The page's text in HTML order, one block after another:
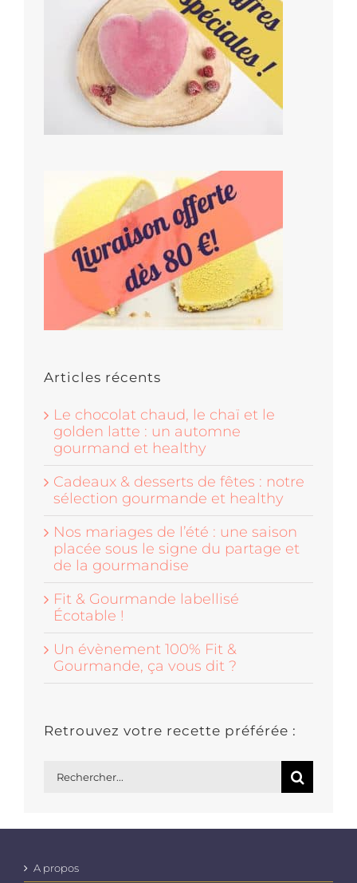
Articles récents
Le chocolat chaud, le chaï et le
golden latte : un automne
gourmand et healthy
Cadeaux & desserts de fêtes : notre
sélection gourmande et healthy
Nos mariages de l’été : une saison
placée sous le signe du partage et
de la gourmandise
Fit & Gourmande labellisé
Écotable !
Un évènement 100% Fit &
Gourmande, ça vous dit ?
Retrouvez votre recette préférée :
A propos